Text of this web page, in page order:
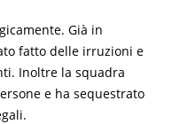
Già in
fatto delle irruzioni e
Inoltre la squadra
e ha sequestrato